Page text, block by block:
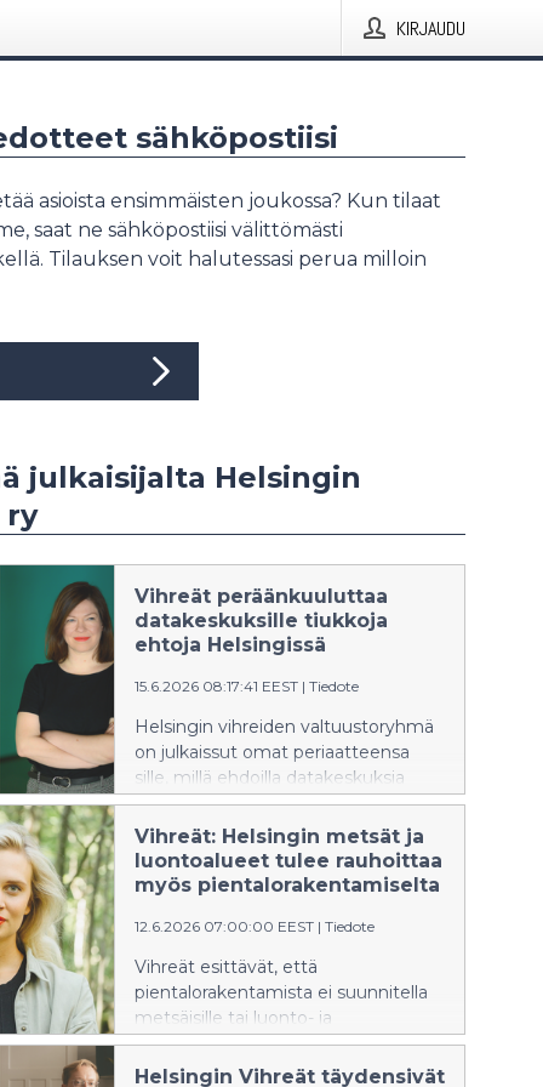
KIRJAUDU
sähköpostiisi
asioista ensimmäisten joukossa? Kun tilaat
saat ne sähköpostiisi välittömästi
Tilauksen voit halutessasi perua milloin
julkaisijalta Helsingin
ry
Vihreät peräänkuuluttaa
datakeskuksille tiukkoja
ehtoja Helsingissä
15.6.2026 08:17:41 EEST | Tiedote
Helsingin vihreiden valtuustoryhmä
on julkaissut omat periaatteensa
sille, millä ehdoilla datakeskuksia
voidaan sijoittaa Helsinkiin.
Datakeskukset ovat tervetulleita,
mutta eivät millä tahansa ehdoilla.
Vihreät: Helsingin metsät ja
luontoalueet tulee rauhoittaa
myös pientalorakentamiselta
12.6.2026 07:00:00 EEST | Tiedote
Vihreät esittävät, että
pientalorakentamista ei suunnitella
metsäisille tai luonto- ja
virkistysarvoiltaan arvokkaille alueille,
kun kaupunkiympäristölautakunta
Helsingin Vihreät täydensivät